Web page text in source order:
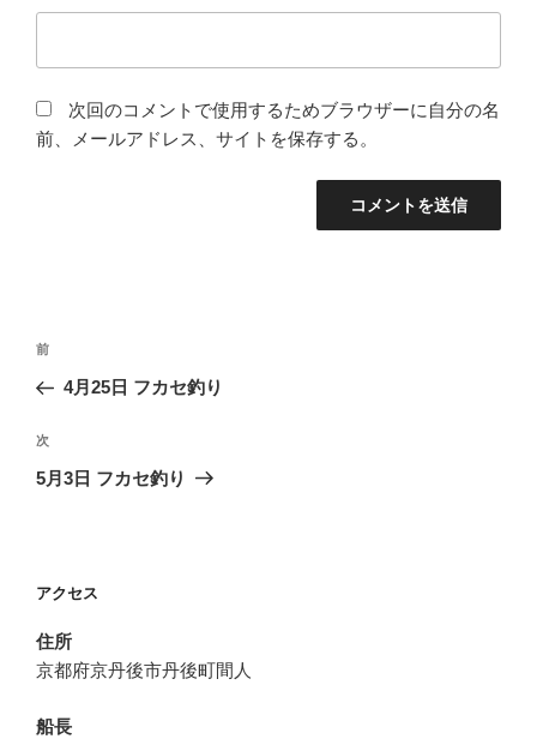
次回のコメントで使用するためブラウザーに自分の名
前、メールアドレス、サイトを保存する。
投
ナ
ビ
ゲ
ン
前
の
稿
前
4月25日 フカセ釣り
次
の
次
5月3日 フカセ釣り
アクセス
住所
京都府京丹後市丹後町間人
船長